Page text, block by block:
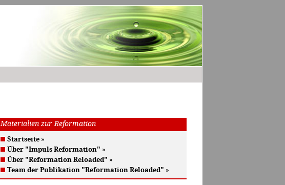
Materialien zur Reformation
Startseite »
Über "Impuls Reformation" »
Über "Reformation Reloaded" »
Team der Publikation "Reformation Reloaded" »